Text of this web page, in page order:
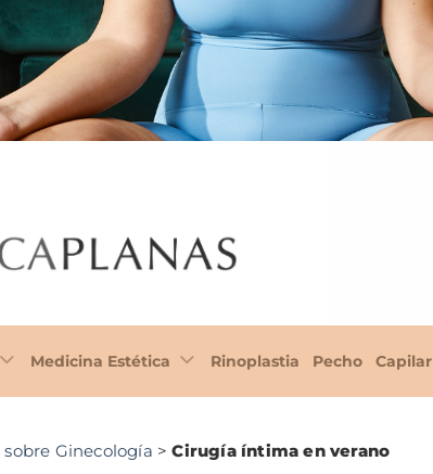
Medicina Estética Rinoplastia Pecho Capilar
Ginecología >Cirugía íntima en verano